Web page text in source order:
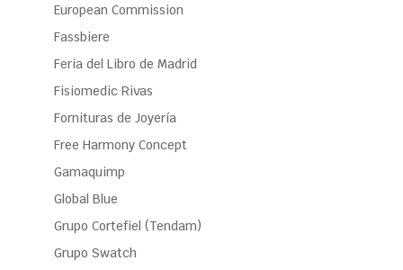
European Commission
Fassbiere
Feria del Libro de Madrid
Fisiomedic Rivas
Fornituras de Joyería
Free Harmony Concept
Gamaquimp
Global Blue
Grupo Cortefiel (Tendam)
Grupo Swatch